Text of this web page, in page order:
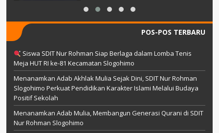
POS-POS TERBARU
Siswa SDIT Nur Rohman Siap Berlaga dalam Lomba Tenis
Meja HUT RI ke-81 Kecamatan Slogohimo
Menanamkan Adab Akhlak Mulia Sejak Dini, SDIT Nur Rohman
Slogohimo Perkuat Pendidikan Karakter Islami Melalui Budaya
Positif Sekolah
Menanamkan Adab Mulia, Membangun Generasi Qurani di SDIT
Nur Rohman Slogohimo